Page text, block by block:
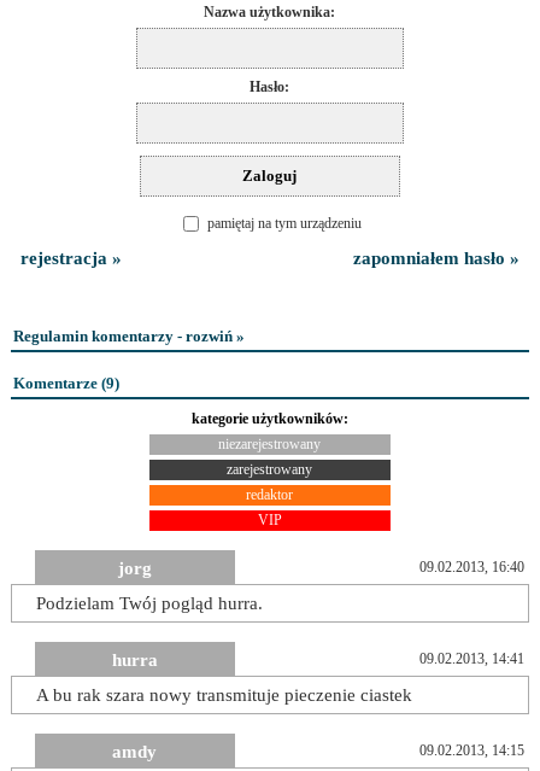
Nazwa użytkownika:
Hasło:
pamiętaj na tym urządzeniu
rejestracja » zapomniałem hasło »
Regulamin komentarzy - rozwiń »
Komentarze (9)
kategorie użytkowników:
niezarejestrowany
zarejestrowany
redaktor
VIP
jorg 09.02.2013, 16:40
Podzielam Twój pogląd hurra.
hurra 09.02.2013, 14:41
A bu rak szara nowy transmituje pieczenie ciastek
amdy 09.02.2013, 14:15